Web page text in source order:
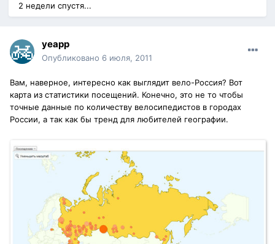
2 недели спустя...
yeapp
Опубликовано 6 июля, 2011
Вам, наверное, интересно как выглядит вело-Россия? Вот
карта из статистики посещений. Конечно, это не то чтобы
точные данные по количеству велосипедистов в городах
России, а так как бы тренд для любителей географии.